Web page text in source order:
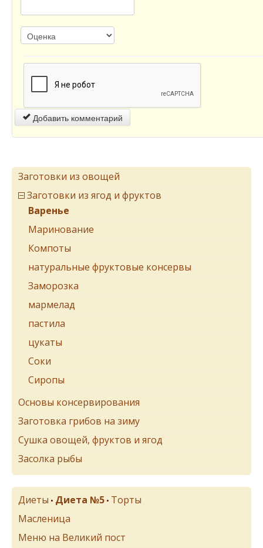
Добавить комментарий
Заготовки из овощей
Заготовки из ягод и фруктов
Варенье
Маринование
Компоты
натуральные фруктовые консервы
Заморозка
мармелад
пастила
цукаты
Соки
Сиропы
Основы консервирования
Заготовка грибов на зиму
Сушка овощей, фруктов и ягод
Засолка рыбы
Диеты • Диета №5 • Торты
Масленица
Меню на Великий пост